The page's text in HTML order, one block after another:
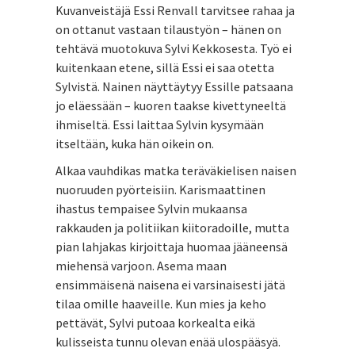
Kuvanveistäjä Essi Renvall tarvitsee rahaa ja
on ottanut vastaan tilaustyön – hänen on
tehtävä muotokuva Sylvi Kekkosesta. Työ ei
kuitenkaan etene, sillä Essi ei saa otetta
Sylvistä. Nainen näyttäytyy Essille patsaana
jo eläessään – kuoren taakse kivettyneeltä
ihmiseltä. Essi laittaa Sylvin kysymään
itseltään, kuka hän oikein on.
Alkaa vauhdikas matka teräväkielisen naisen
nuoruuden pyörteisiin. Karismaattinen
ihastus tempaisee Sylvin mukaansa
rakkauden ja politiikan kiitoradoille, mutta
pian lahjakas kirjoittaja huomaa jääneensä
miehensä varjoon. Asema maan
ensimmäisenä naisena ei varsinaisesti jätä
tilaa omille haaveille. Kun mies ja keho
pettävät, Sylvi putoaa korkealta eikä
kulisseista tunnu olevan enää ulospääsyä.